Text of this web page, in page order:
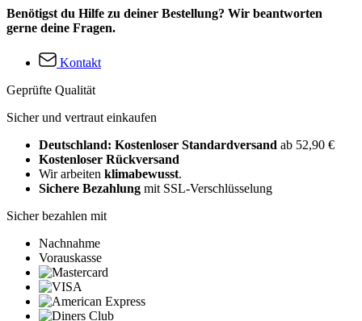
Benötigst du Hilfe zu deiner Bestellung? Wir beantworten
gerne deine Fragen.
Kontakt
Geprüfte Qualität
Sicher und vertraut einkaufen
Deutschland: Kostenloser Standardversand ab 52,90 €
Kostenloser Rückversand
Wir arbeiten klimabewusst.
Sichere Bezahlung mit SSL-Verschlüsselung
Sicher bezahlen mit
Nachnahme
Vorauskasse